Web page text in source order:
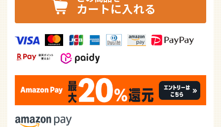
カートに入れる